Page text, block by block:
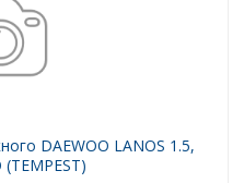
DAEWOO LANOS 1.5,
(TEMPEST)